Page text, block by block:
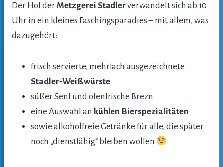
Der Hof derMetzgerei Stadlerverwandelt sich ab 10
Uhr in ein kleines Faschingsparadies – mit allem, was
dazugehört:
frisch servierte, mehrfach ausgezeichnete
Stadler‑Weißwürste
süßer Senf und ofenfrische Brezn
eine Auswahl an kühlen Bierspezialitäten
sowie alkoholfreie Getränke für alle, die später
noch „dienstfähig“ bleiben wollen